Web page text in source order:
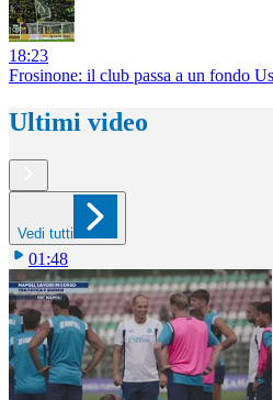
18:23
Frosinone: il club passa a un fondo
Ultimi video
Vedi tutti
01:48